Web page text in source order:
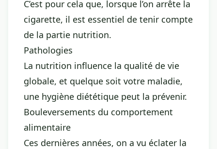
C’est pour cela que, lorsque l’on arrête la
cigarette, il est essentiel de tenir compte
de la partie nutrition.
Pathologies
La nutrition influence la qualité de vie
globale, et quelque soit votre maladie,
une hygiène diététique peut la prévenir.
Bouleversements du comportement
alimentaire
Ces dernières années, on a vu éclater la